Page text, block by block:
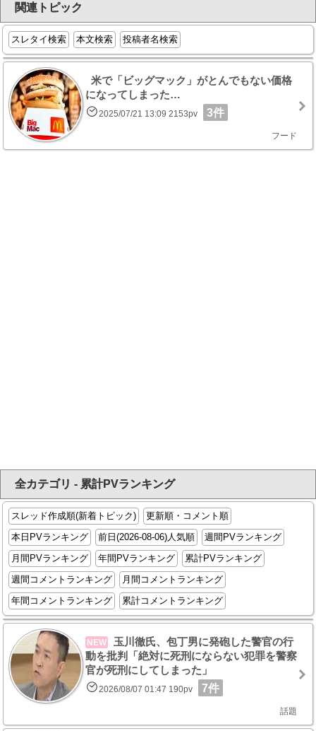
関連トピック
スレタイ検索 本文検索 投稿者名検索
米で「ビッグマック」がとんでもない価格
になってしまった…
2025/07/21 13:09 2153pv 3件
フード
全カテゴリ - 累計PVランキング
スレッド作成順(新着トピック)
更新順・コメント順
本日PVランキング
前日(2026-08-06)人気順
週間PVランキング
月間PVランキング
年間PVランキング
累計PVランキング
週間コメントランキング
月間コメントランキング
年間コメントランキング
累計コメントランキング
NEW
玉川徹氏、包丁男に発砲した警官の行
動を批判「絶対に死刑にならない犯罪を警察
官が死刑にしてしまった」
2026/08/07 01:47 190pv 7件
話題